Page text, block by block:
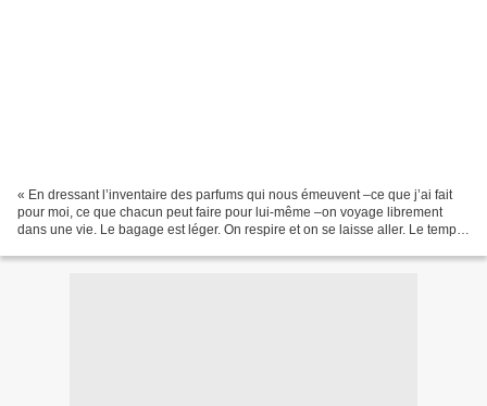
« En dressant l’inventaire des parfums qui nous émeuvent –ce que j’ai fait
pour moi, ce que chacun peut faire pour lui-même –on voyage librement
dans une vie. Le bagage est léger. On respire et on se laisse aller. Le temps